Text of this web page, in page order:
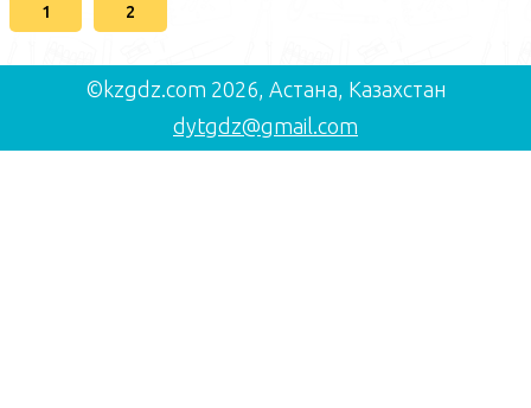
1 2
©kzgdz.com 2026, Астана, Казахстан
dytgdz@gmail.com